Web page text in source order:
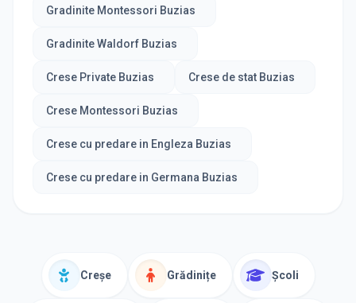
Gradinite Montessori Buzias
Gradinite Waldorf Buzias
Crese Private Buzias Crese de stat Buzias
Crese Montessori Buzias
Crese cu predare in Engleza Buzias
Crese cu predare in Germana Buzias
Creșe Grădinițe Școli